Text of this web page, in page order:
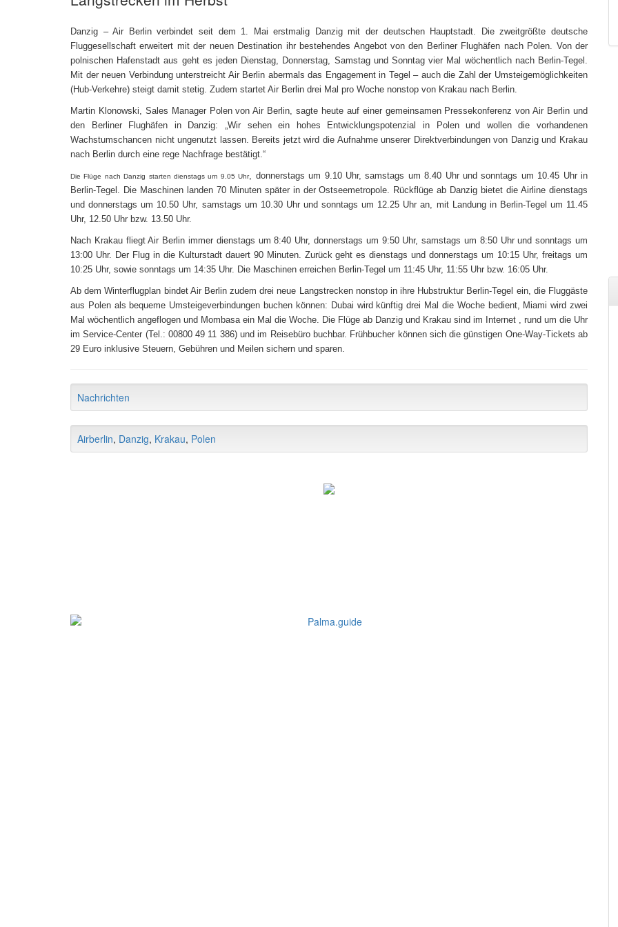
Danzig – Air Berlin verbindet seit dem 1. Mai erstmalig Danzig mit der deutschen Hauptstadt. Die zweitgrößte deutsche
Fluggesellschaft erweitert mit der neuen Destination ihr bestehendes Angebot von den Berliner Flughäfen nach Polen. Von der
polnischen Hafenstadt aus geht es jeden Dienstag, Donnerstag, Samstag und Sonntag vier Mal wöchentlich nach Berlin-Tegel.
Mit der neuen Verbindung unterstreicht Air Berlin abermals das Engagement in Tegel – auch die Zahl der Umsteigemöglichkeiten
(Hub-Verkehre) steigt damit stetig. Zudem startet Air Berlin drei Mal pro Woche nonstop von Krakau nach Berlin.
Martin Klonowski, Sales Manager Polen von Air Berlin, sagte heute auf einer gemeinsamen Pressekonferenz von Air Berlin und
den Berliner Flughäfen in Danzig: „Wir sehen ein hohes Entwicklungspotenzial in Polen und wollen die vorhandenen
Wachstumschancen nicht ungenutzt lassen. Bereits jetzt wird die Aufnahme unserer Direktverbindungen von Danzig und Krakau
nach Berlin durch eine rege Nachfrage bestätigt.“‪
Die Flüge nach Danzig starten dienstags um 9.05 Uhr, donnerstags um 9.10 Uhr, samstags um 8.40 Uhr und sonntags um 10.45 Uhr in
Berlin-Tegel. Die Maschinen landen 70 Minuten später in der Ostseemetropole. Rückflüge ab Danzig bietet die Airline dienstags
und donnerstags um 10.50 Uhr, samstags um 10.30 Uhr und sonntags um 12.25 Uhr an, mit Landung in Berlin-Tegel um 11.45
Uhr, 12.50 Uhr bzw. 13.50 Uhr.
Nach Krakau fliegt Air Berlin immer dienstags um 8:40 Uhr, donnerstags um 9:50 Uhr, samstags um 8:50 Uhr und sonntags um
13:00 Uhr. Der Flug in die Kulturstadt dauert 90 Minuten. Zurück geht es dienstags und donnerstags um 10:15 Uhr, freitags um
10:25 Uhr, sowie sonntags um 14:35 Uhr. Die Maschinen erreichen Berlin-Tegel um 11:45 Uhr, 11:55 Uhr bzw. 16:05 Uhr.
Ab dem Winterflugplan bindet Air Berlin zudem drei neue Langstrecken nonstop in ihre Hubstruktur Berlin-Tegel ein, die Fluggäste
aus Polen als bequeme Umsteigeverbindungen buchen können: Dubai wird künftig drei Mal die Woche bedient, Miami wird zwei
Mal wöchentlich angeflogen und Mombasa ein Mal die Woche.‪‪ Die Flüge ab Danzig und Krakau sind im Internet , rund um die Uhr
im Service-Center (Tel.: 00800 49 11 386) und im Reisebüro buchbar. Frühbucher können sich die günstigen One-Way-Tickets ab
29 Euro inklusive Steuern, Gebühren und Meilen sichern und sparen.‪
Nachrichten
Airberlin, Danzig, Krakau, Polen